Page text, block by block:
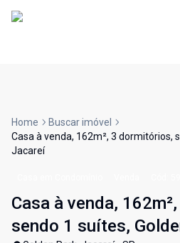
Home
Buscar imóvel
Casa à venda, 162m², 3 dormitórios,
Jacareí
Casa à venda,
sendo 1 suítes,